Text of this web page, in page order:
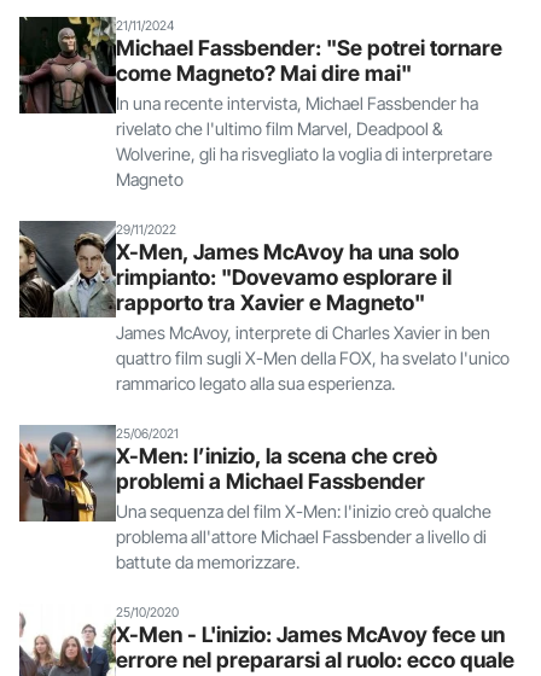
21/11/2024
Michael Fassbender: "Se potrei tornare
come Magneto? Mai dire mai"
In una recente intervista, Michael Fassbender ha
rivelato che l'ultimo film Marvel, Deadpool &
Wolverine, gli ha risvegliato la voglia di interpretare
Magneto
29/11/2022
X-Men, James McAvoy ha una solo
rimpianto: "Dovevamo esplorare il
rapporto tra Xavier e Magneto"
James McAvoy, interprete di Charles Xavier in ben
quattro film sugli X-Men della FOX, ha svelato l'unico
rammarico legato alla sua esperienza.
25/06/2021
X-Men: l’inizio, la scena che creò
problemi a Michael Fassbender
Una sequenza del film X-Men: l'inizio creò qualche
problema all'attore Michael Fassbender a livello di
battute da memorizzare.
25/10/2020
X-Men - L'inizio: James McAvoy fece un
errore nel prepararsi al ruolo: ecco quale